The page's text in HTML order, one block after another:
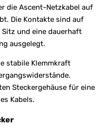
die Ascent-Netzkabel auf
Die Kontakte sind auf
und eine dauerhaft
ausgelegt.
stabile Klemmkraft
Steckergehäuse für eine
Kabels.